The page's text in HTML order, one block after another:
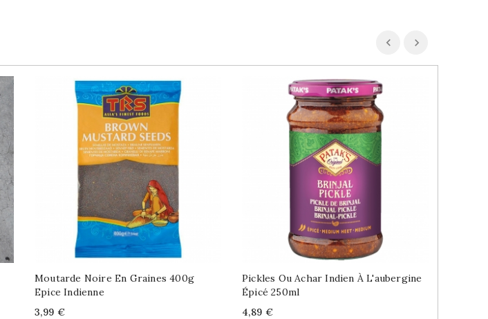
Moutarde Noire En Graines 400g
Epice Indienne
Price
3,99 €
Pickles Ou Achar Indien À L'aubergine
Épicé 250ml
Price
4,89 €